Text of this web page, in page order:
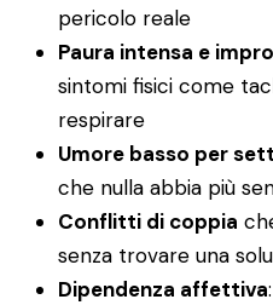
pericolo reale
Paura intensa e
sintomi fisici come
respirare
Umore basso per
che nulla abbia più
Conflitti di coppia
senza trovare una
Dipendenza affettiva